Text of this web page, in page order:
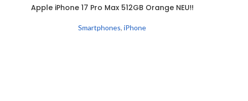
SOLD
WEITERLESEN
Apple iPhone 17 Pro Max 512GB Orange NEU!!
Smartphones, iPhone